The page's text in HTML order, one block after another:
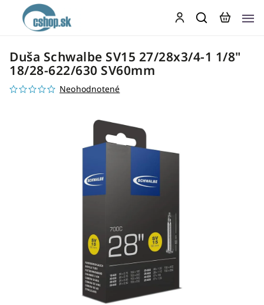
Duša Schwalbe SV15 27/28x3/4-1 1/8"
18/28-622/630 SV60mm
Neohodnotené